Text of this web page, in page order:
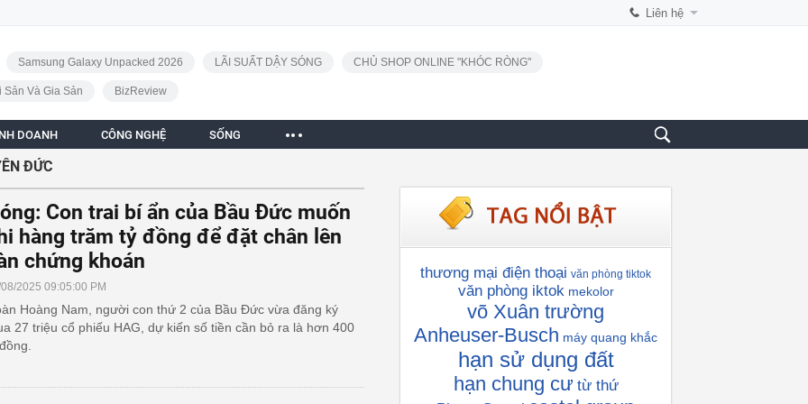
Liên hệ
Samsung Galaxy Unpacked 2026 LÃI SUẤT DẬY SÓNG CHỦ SHOP ONLINE "KHÓC RÒNG"
Sản Và Gia Sản BizReview
DOANH CÔNG NGHỆ SỐNG
ĐỨC
Con trai bí ẩn của Bầu Đức muốn
hàng trăm tỷ đồng để đặt chân lên
chứng khoán
2025 09:05:00 PM
Hoàng Nam, người con thứ 2 của Bầu Đức vừa đăng ký
27 triệu cổ phiếu HAG, dự kiến số tiền cần bỏ ra là hơn 400
thương mại điện thoại văn phòng tiktok
văn phòng iktok mekolor
võ Xuân trường
Anheuser-Busch máy quang khắc
hạn sử dụng đất
hạn chung cư từ thứ